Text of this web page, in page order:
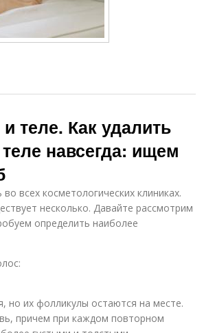
теле. Как удалить
навсегда: ищем
всех косметологических клиниках.
несколько. Давайте рассмотрим
определить наиболее
но их фолликулы остаются на месте.
причем при каждом повторном